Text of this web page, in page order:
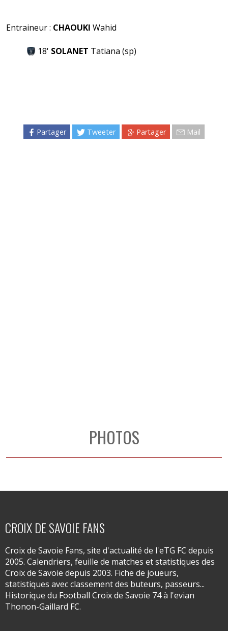
Entraineur : CHAOUKI Wahid
18' SOLANET Tatiana (sp)
Partager Tweeter Partager Mail
PHOTOS
CROIX DE SAVOIE FANS
Croix de Savoie Fans, site d'actualité de l'eTG FC depuis
2005. Calendriers, feuille de matches et statistiques des
Croix de Savoie depuis 2003. Fiche de joueurs,
statistiques avec classement des buteurs, passeurs...
Historique du Football Croix de Savoie 74 à l'evian
Thonon-Gaillard FC.